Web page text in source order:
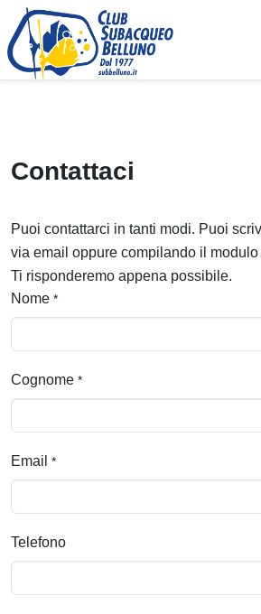
Contattaci
Puoi contattarci in tanti modi. Puoi
via email oppure compilando il modulo
Ti risponderemo appena possibile.
Nome *
Cognome *
Email *
Telefono